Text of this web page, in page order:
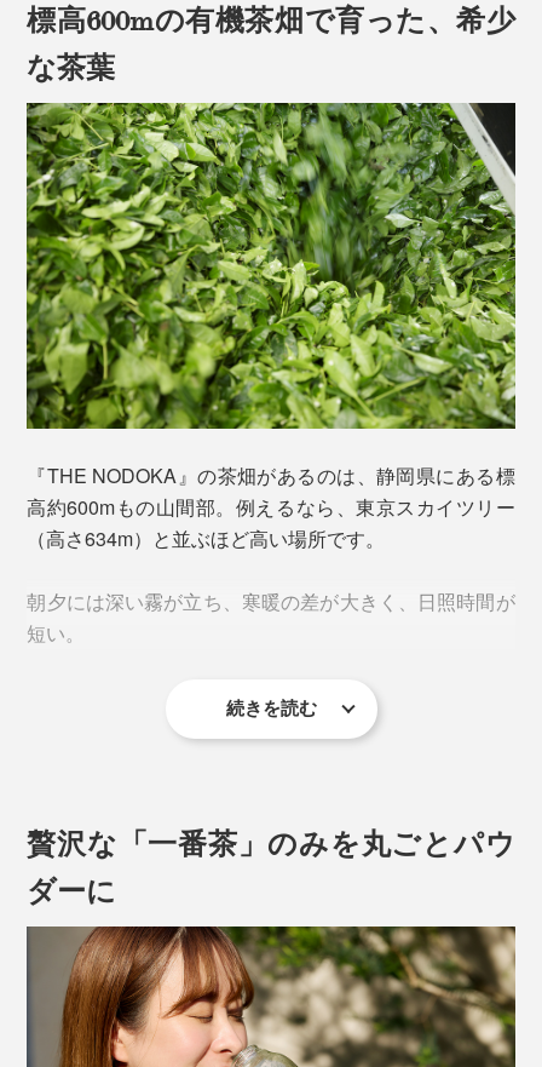
「いっぷくどうぞ。」の言葉には、心と体に染みこませ
るように茶を味わい、くつろいでほしい、という真心が
こめられているのだとか。
写真は「特選抹茶」
土壌の管理と栽培が極めて難しい無農薬有機の茶畑で、
真心をこめて丁寧に育てられた『THE NODOKA』の一
保存料・着色料などは一切使用せず、完全無農薬の自然
その希少な新茶だけが引き出せる、茶葉本来の甘味・旨
味・渋味のまろやかな調和と栄養成分を、丸ごといただ
けるよう粉末に。
標高600mの有機茶畑で育った、希少
な茶葉
『THE NODOKA』の茶畑があるのは、静岡県にある標
高約600mもの山間部。例えるなら、東京スカイツリー
（高さ634m）と並ぶほど高い場所です。
朝夕には深い霧が立ち、寒暖の差が大きく、日照時間が
短い。
続きを読む
贅沢な「一番茶」のみを丸ごとパウ
ダーに